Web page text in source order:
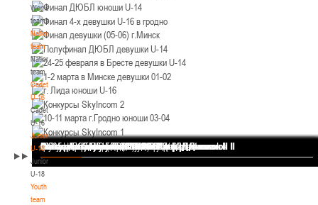
Women's
teams
National
team
National
team
Cadets
U-16
Cadets
U-16
Juniors
U-18
Juniors
U-18
Youth
team
U-14, юноши
IV тур – юноши 2012-2013 гг.р., Дивизион 1, 05-07 марта 2026 г., г. Минск, ул.
Уральская 3А
05-06.03.2026
U-14, девушки
III тур – девушки 2012-2013 гг.р., Дивизион 1, 05-06 марта 2026 г., г. Гомель,
ул. Б.Хмельницкого, 118а
04-06.03.2026
Финал 4-х - девушки 2013-2014 гг.р. Дивизион I
Финал 4-х - юноши 2013-2014 гг.р. Дивизион I
Финал 4-х - юноши 2013-2014 гг.р. Дивизион II
Финал 4-х - юноши 2011-2012 гг.р. Дивизион II
Финал 4-х - юноши 2009-2010 гг.р. Дивизион I
Финал 4-х - девушки 2011-2012 гг.р. Дивизион II
Финал 4-х - девушки 2013-2014 гг.р. Дивизион II
Финал 4-х девушки 2011-2012 гг.р. Дивизион I
Финал 4-х юноши 2011-2012 гг.р. Дивизион I
Финал 4-х девушек (03-04) г.Гродно
Финал ДЮБЛ юноши U-14
Финал 4-х девушки U-16 в гродно
Финал девушки (05-06) г.Минск
Полуфинал ДЮБЛ девушки U-14
24-25 февраля в Бресте девушки U-14
1-2 марта в Минске девушки 01-02
г. Лида юноши U-16
Конкурсы SkyIncom 2
10-11 марта г.Гродно юноши 03-04
Конкурсы SkyIncom 1
группа "ВКонтакте"